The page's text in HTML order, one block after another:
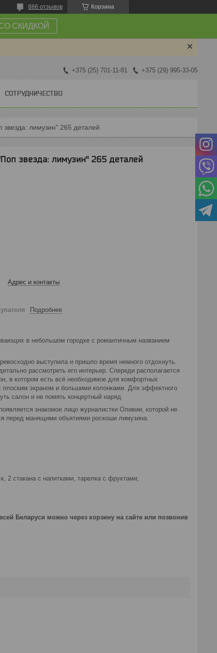
Корзина
886 отзывов
СКИДКОЙ
+375 (25) 701-11-81 +375 (29) 995-33-05
СОТРУДНИЧЕСТВО
звезда: лимузин" 265 деталей
звезда: лимузин" 265 деталей
Адрес и контакты
Подробнее
в небольшом городке с романтичным названием
выступила и пришло время немного отдохнуть.
рассмотреть его интерьер. Спереди располагается
в котором есть всё необходимое для комфортных
плоским экраном и большими колонками. Для эффектного
салон и не помять концертный наряд.
знакомое лицо журналистки Оливии, которой не
перед манящими объятиями роскоши лимузина.
2 стакана с напитками, тарелка с фруктами,
Беларуси можно через корзину на сайте или позвонив